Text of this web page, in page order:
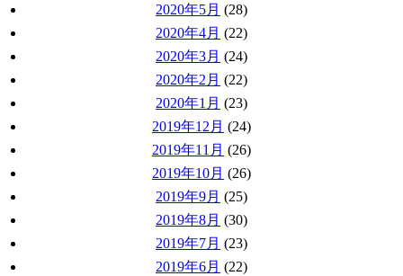
2020年5月 (28)
2020年4月 (22)
2020年3月 (24)
2020年2月 (22)
2020年1月 (23)
2019年12月 (24)
2019年11月 (26)
2019年10月 (26)
2019年9月 (25)
2019年8月 (30)
2019年7月 (23)
2019年6月 (22)